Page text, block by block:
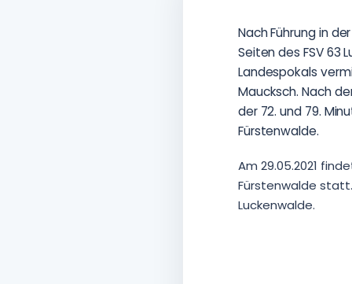
Nach Führung in
Seiten des FSV 63
Landespokals
Maucksch. Nach
der 72. und 79.
Fürstenwalde.
Am 29.05.2021
Fürstenwalde
Luckenwalde.